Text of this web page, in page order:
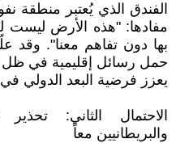
الفندق الذي يُعتبر منطقة
مفادها: "هذه الأرض ليست
بها دون تفاهم معنا". وقد
حمل رسائل إقليمية في ظل
يعزز فرضية البعد الدولي في
الاحتمال الثاني:
والبريطانيين معاً